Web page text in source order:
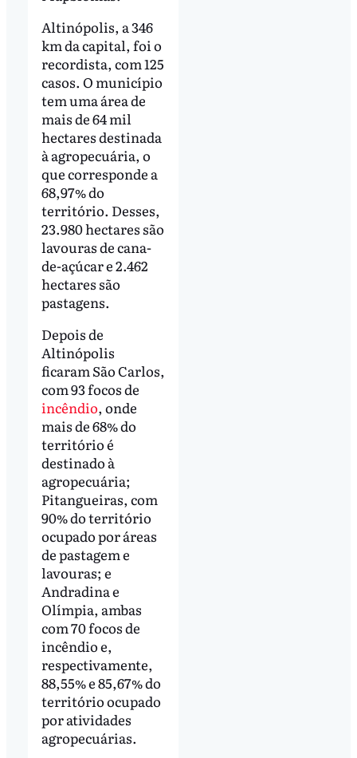
Altinópolis, a 346
km da capital, foi o
recordista, com 125
casos. O município
tem uma área de
mais de 64 mil
hectares destinada
à agropecuária, o
que corresponde a
68,97% do
território. Desses,
23.980 hectares são
lavouras de cana-
de-açúcar e 2.462
hectares são
pastagens.
Depois de
Altinópolis
ficaram São Carlos,
com 93 focos de
incêndio, onde
mais de 68% do
território é
destinado à
agropecuária;
Pitangueiras, com
90% do território
ocupado por áreas
de pastagem e
lavouras; e
Andradina e
Olímpia, ambas
com 70 focos de
incêndio e,
respectivamente,
88,55% e 85,67% do
território ocupado
por atividades
agropecuárias.